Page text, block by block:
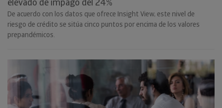
De acuerdo con los datos que ofrece Insight View, este nivel de
riesgo de crédito se sitúa cinco puntos por encima de los valores
prepandémicos.